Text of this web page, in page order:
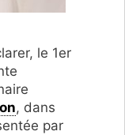
le 1er
, dans
par